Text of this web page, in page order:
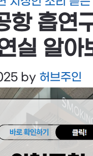
항 흡연
실 알아
by 허브주인